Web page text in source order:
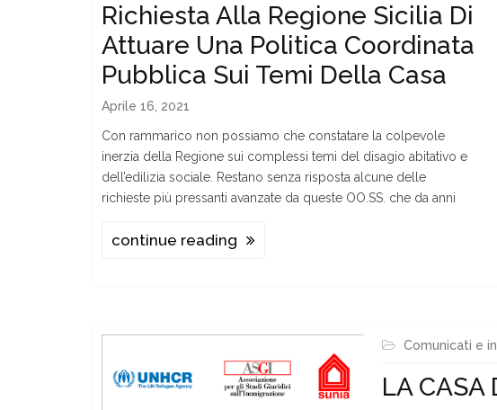
Richiesta Alla Regione Sicilia Di
Attuare Una Politica Coordinata
Pubblica Sui Temi Della Casa
Aprile 16, 2021
Con rammarico non possiamo che constatare la colpevole
inerzia della Regione sui complessi temi del disagio abitativo e
dell’edilizia sociale. Restano senza risposta alcune delle
richieste più pressanti avanzate da queste OO.SS. che da anni
continue reading
Comunicati e
LA CASA